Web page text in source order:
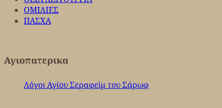
ΟΜΙΛΙΕΣ
ΠΑΣΧΑ
Αγιοπατερικα
Λόγοι Αγίου Σεραφείμ του Σάρωφ